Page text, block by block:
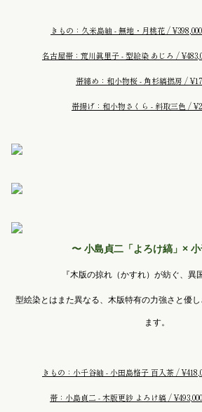
きもの：久米島紬 - 無地・月桃花 /
名古屋帯：荒川眞里子 - 型絵染 あじろ /
帯締め：和小物桜 - 角杉縞撚房 /
帯揚げ：和小物さくら - 斜取三色 /
〜 小島貞二「よろけ縞」×
『木版の掠れ（かすれ）が紡ぐ、異
型絵染とはまた異なる、木版特有の力強さと優
ます。
きもの：小千谷紬 - 小田島格子 百入茶 /
帯：小島貞二 - 木版更紗 よろけ縞 /